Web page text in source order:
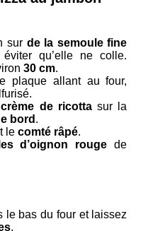
sur de la semoule fine
qu’elle ne colle.
30 cm.
plaque allant au four,
crème de ricottasur la
bord .
le comté râpé.
d’oignon rouge de
le bas du four et laissez
.